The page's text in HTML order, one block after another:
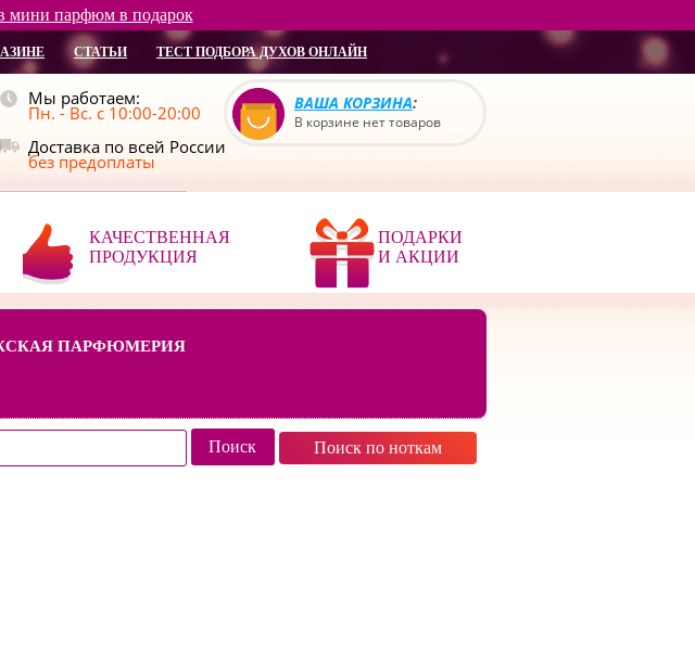
мини парфюм в подарок
СТАТЬИ ТЕСТ ПОДБОРА ДУХОВ ОНЛАЙН
Мы работаем:
Пн. - Вс. с 10:00-20:00
Доставка по всей России
без предоплаты
ВАША КОРЗИНА:
В корзине нет товаров
КАЧЕСТВЕННАЯ
ПРОДУКЦИЯ
ПОДАРКИ
И АКЦИИ
ПАРФЮМЕРИЯ
Поиск по ноткам